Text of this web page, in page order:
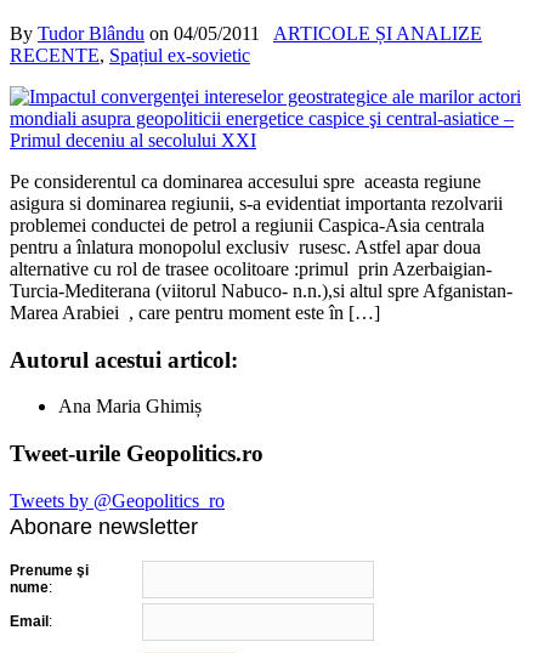
By Tudor Blându on 04/05/2011
ARTICOLE ȘI ANALIZE
RECENTE, Spațiul ex-sovietic
Pe considerentul ca dominarea accesului spre aceasta regiune
asigura si dominarea regiunii, s-a evidentiat importanta rezolvarii
problemei conductei de petrol a regiunii Caspica-Asia centrala
pentru a înlatura monopolul exclusiv rusesc. Astfel apar doua
alternative cu rol de trasee ocolitoare :primul prin Azerbaigian-
Turcia-Mediterana (viitorul Nabuco- n.n.),si altul spre Afganistan-
Marea Arabiei , care pentru moment este în […]
Autorul acestui articol:
Ana Maria Ghimiș
Tweet-urile Geopolitics.ro
Tweets by @Geopolitics_ro
Abonare newsletter
Prenume şi
nume:
Email :